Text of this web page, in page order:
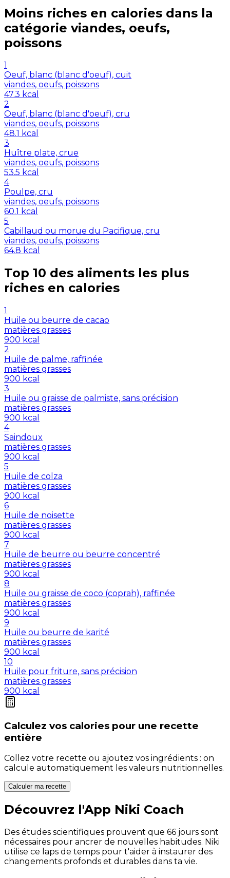
Moins riches en calories dans la
catégorie viandes, oeufs,
poissons
1
Oeuf, blanc (blanc d'oeuf), cuit
viandes, oeufs, poissons
47.3 kcal
2
Oeuf, blanc (blanc d'oeuf), cru
viandes, oeufs, poissons
48.1 kcal
3
Huître plate, crue
viandes, oeufs, poissons
53.5 kcal
4
Poulpe, cru
viandes, oeufs, poissons
60.1 kcal
5
Cabillaud ou morue du Pacifique, cru
viandes, oeufs, poissons
64.8 kcal
Top 10 des aliments les plus
riches en calories
1
Huile ou beurre de cacao
matières grasses
900 kcal
2
Huile de palme, raffinée
matières grasses
900 kcal
3
Huile ou graisse de palmiste, sans précision
matières grasses
900 kcal
4
Saindoux
matières grasses
900 kcal
5
Huile de colza
matières grasses
900 kcal
6
Huile de noisette
matières grasses
900 kcal
7
Huile de beurre ou beurre concentré
matières grasses
900 kcal
8
Huile ou graisse de coco (coprah), raffinée
matières grasses
900 kcal
9
Huile ou beurre de karité
matières grasses
900 kcal
10
Huile pour friture, sans précision
matières grasses
900 kcal
Calculez vos calories pour une recette
entière
Collez votre recette ou ajoutez vos ingrédients : on
calcule automatiquement les valeurs nutritionnelles.
Calculer ma recette
Découvrez l'App Niki Coach
Des études scientifiques prouvent que 66 jours sont
nécessaires pour ancrer de nouvelles habitudes. Niki
utilise ce laps de temps pour t'aider à instaurer des
changements profonds et durables dans ta vie.